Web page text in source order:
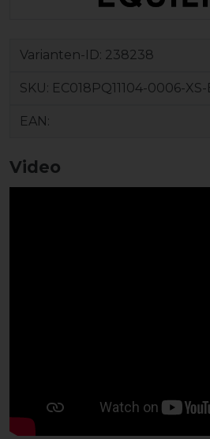
Varianten-ID: 238238
SKU: EC018PQ11104-0006-
EAN:
Video